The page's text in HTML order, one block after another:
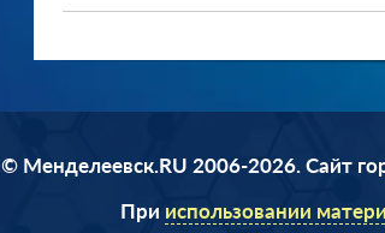
© Менделеевск.RU 2006-2026. Сайт
При использовании